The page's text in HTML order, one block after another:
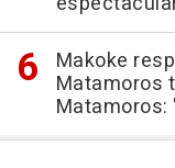
Makoke
Matamoros
Matamoros: